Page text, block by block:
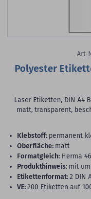
Art-
Polyester
Laser Etiketten, DIN A4
matt, transparent,
Klebstoff: permanent
Oberfläche: matt
Formatgleich: Herma
Produkthinweis: mit
Etikettenformat:2 DIN
VE:200 Etiketten auf